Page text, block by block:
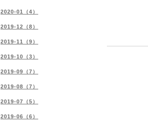
2020-01（4）
2019-12（8）
2019-11（9）
2019-10（3）
2019-09（7）
2019-08（7）
2019-07（5）
2019-06（6）